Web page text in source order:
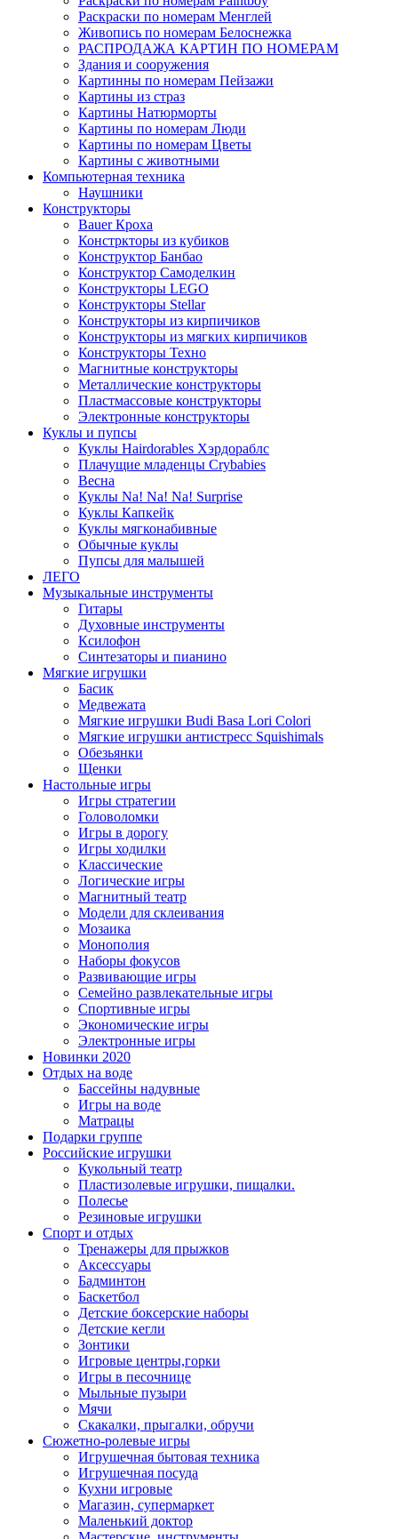
Раскраски по номерам Менглей
Живопись по номерам Белоснежка
РАСПРОДАЖА КАРТИН ПО НОМЕРАМ
Здания и сооружения
Картинны по номерам Пейзажи
Картины из страз
Картины Натюрморты
Картины по номерам Люди
Картины по номерам Цветы
Картины с животными
Компьютерная техника
Наушники
Конструкторы
Bauer Кроха
Констркторы из кубиков
Конструктор Банбао
Конструктор Самоделкин
Конструкторы LEGO
Конструкторы Stellar
Конструкторы из кирпичиков
Конструкторы из мягких кирпичиков
Конструкторы Техно
Магнитные конструкторы
Металлические конструкторы
Пластмассовые конструкторы
Электронные конструкторы
Куклы и пупсы
Куклы Hairdorables Хэрдораблс
Плачущие младенцы Crybabies
Весна
Куклы Na! Na! Na! Surprise
Куклы Капкейк
Куклы мягконабивные
Обычные куклы
Пупсы для малышей
ЛЕГО
Музыкальные инструменты
Гитары
Духовные инструменты
Ксилофон
Синтезаторы и пианино
Мягкие игрушки
Басик
Медвежата
Мягкие игрушки Budi Basa Lori Colori
Мягкие игрушки антистресс Squishimals
Обезьянки
Щенки
Настольные игры
Игры стратегии
Головоломки
Игры в дорогу
Игры ходилки
Классические
Логические игры
Магнитный театр
Модели для склеивания
Мозаика
Монополия
Наборы фокусов
Развивающие игры
Семейно развлекательные игры
Спортивные игры
Экономические игры
Электронные игры
Новинки 2020
Отдых на воде
Бассейны надувные
Игры на воде
Матрацы
Подарки группе
Российские игрушки
Кукольный театр
Пластизолевые игрушки, пищалки.
Полесье
Резиновые игрушки
Спорт и отдых
Тренажеры для прыжков
Аксессуары
Бадминтон
Баскетбол
Детские боксерские наборы
Детские кегли
Зонтики
Игровые центры,горки
Игры в песочнице
Мыльные пузыри
Мячи
Скакалки, прыгалки, обручи
Сюжетно-ролевые игры
Игрушечная бытовая техника
Игрушечная посуда
Кухни игровые
Магазин, супермаркет
Маленький доктор